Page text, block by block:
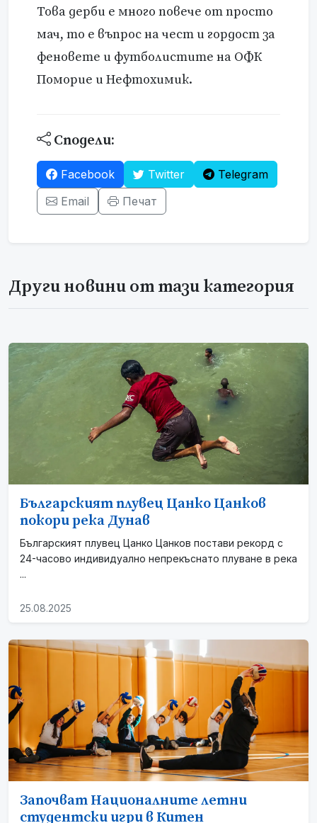
Това дерби е много повече от просто
мач, то е въпрос на чест и гордост за
феновете и футболистите на ОФК
Поморие и Нефтохимик.
Сподели:
Facebook Twitter
Telegram
Email
Печат
Други новини от тази категория
Българският плувец Цанко Цанков
покори река Дунав
Българският плувец Цанко Цанков постави рекорд с
24-часово индивидуално непрекъснато плуване в река
...
25.08.2025
Започват Националните летни
студентски игри в Китен